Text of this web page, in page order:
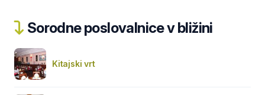
Sorodne poslovalnice v bližini
Kitajski vrt